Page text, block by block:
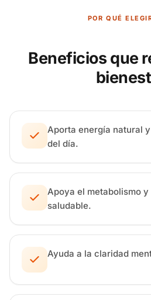
POR QUÉ
Beneficios que
Aporta energía natural
del día.
Apoya el metabolismo
saludable.
Ayuda a la claridad